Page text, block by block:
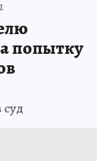
попытку